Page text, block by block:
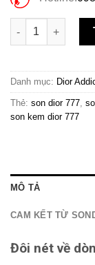
Son Dior 777
Danh mục: Dior
Thẻ: son dior 777,
son kem dior 777
MÔ TẢ
CAM KẾT TỪ
Đôi nét về